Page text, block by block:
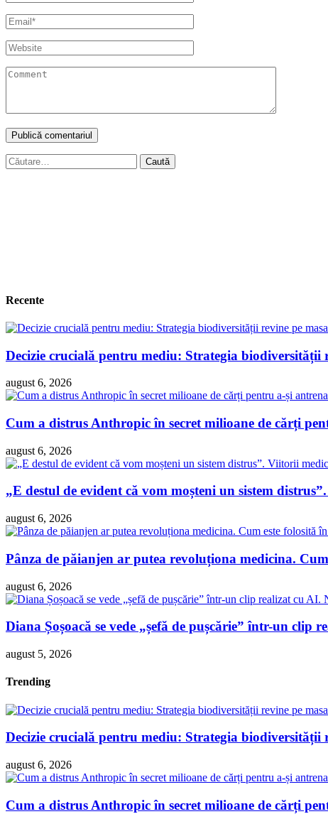
Caută
după:
Recente
Decizie crucială pentru mediu: Strategia biodiversității
august 6, 2026
Cum a distrus Anthropic în secret milioane de cărți
august 6, 2026
„E destul de evident că vom moșteni un sistem
august 6, 2026
Pânza de păianjen ar putea revoluționa medicina.
august 6, 2026
Diana Șoșoacă se vede „șefă de pușcărie” într-un
august 5, 2026
Trending
Decizie crucială pentru mediu: Strategia biodiversității
august 6, 2026
Cum a distrus Anthropic în secret milioane de cărți